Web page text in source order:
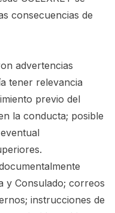
consecuencias de
advertencias
tener relevancia
previo del
la conducta; posible
y Consulado; correos
instrucciones de